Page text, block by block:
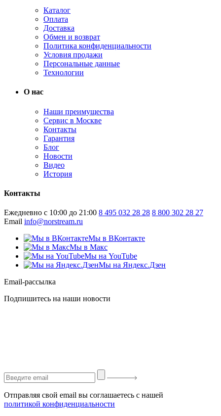
Каталог
Оплата
Доставка
Обмен и возврат
Политика конфиденциальности
Условия продажи
Персональные данные
Технологии
О нас
Наши преимущества
Сервис в Москве
Контакты
Гарантия
Блог
Новости
Видео
История
Контакты
Ежедневно с 10:00 до 21:00 8 495 032 28 28 8 800 302 28 27
Email info@norstream.ru
Мы в ВКонтакте
Мы в Макс
Мы на YouTube
Мы на Яндекс.Дзен
Email-рассылка
Подпишитесь на наши новости
Отправляя свой email вы соглашаетесь с нашей
политикой конфиденциальности